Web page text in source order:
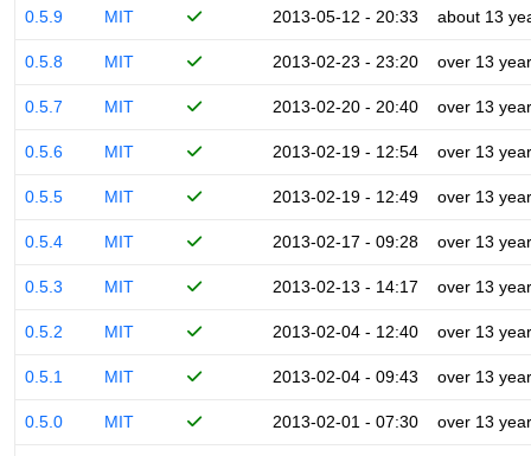
0.5.9 MIT 2013-05-12 - 20:33 about 13
0.5.8 MIT 2013-02-23 - 23:20 over 13
0.5.7 MIT 2013-02-20 - 20:40 over 13
0.5.6 MIT 2013-02-19 - 12:54 over 13
0.5.5 MIT 2013-02-19 - 12:49 over 13
0.5.4 MIT 2013-02-17 - 09:28 over 13
0.5.3 MIT 2013-02-13 - 14:17 over 13
0.5.2 MIT 2013-02-04 - 12:40 over 13
0.5.1 MIT 2013-02-04 - 09:43 over 13
0.5.0 MIT 2013-02-01 - 07:30 over 13